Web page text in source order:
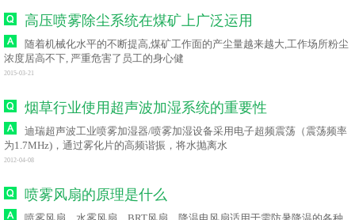
高压喷雾除尘系统在煤矿上广泛运用
随着机械化水平的不断提高,煤矿工作面的产尘量越来越大,工作场所粉尘
浓度居高不下, 严重危害了员工的身心健
2015-03-21
烟草行业使用超声波加湿系统的重要性
迪瑞超声波工业喷雾加湿器/喷雾加湿设备采用电子超频震荡（震荡频率
为1.7MHz)，通过雾化片的高频谐振，将水抛离水
2012-04-08
喷雾风扇的原理是什么